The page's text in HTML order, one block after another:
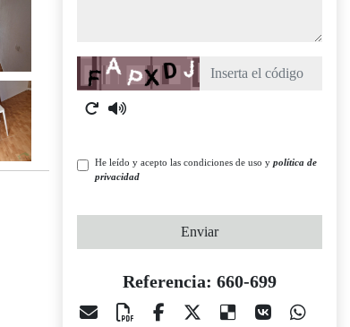
Captcha
He leído y acepto las condiciones de uso y política de
privacidad
Enviar
Referencia: 660-699